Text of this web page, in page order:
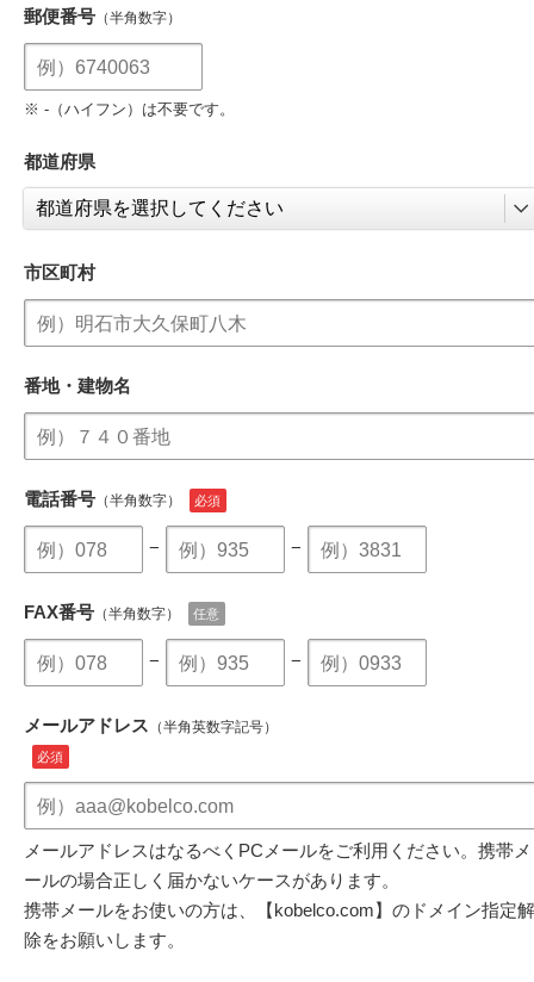
郵便番号 （半角数字）
※ -（ハイフン）は不要です。
都道府県
市区町村
番地・建物名
電話番号 （半角数字）
− −
FAX番号 （半角数字）
− −
メールアドレス （半角英数字記号）
メールアドレスはなるべくPCメールをご利用ください。携帯メ
ールの場合正しく届かないケースがあります。
携帯メールをお使いの方は、【kobelco.com】のドメイン指定解
除をお願いします。